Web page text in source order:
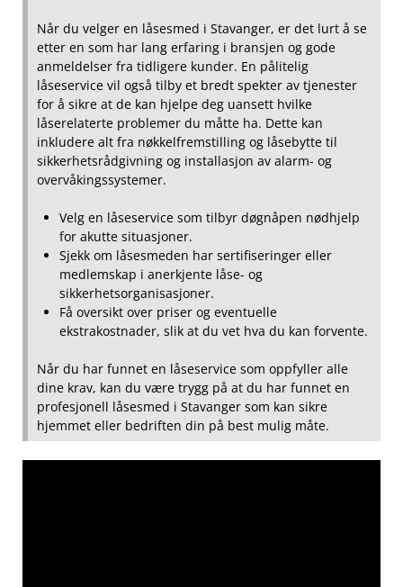
Når⁢ du‍ velger en låsesmed i Stavanger, er det ​lurt ​å se
etter en som har lang erfaring i bransjen og gode
anmeldelser fra tidligere kunder. En pålitelig
låseservice vil også tilby et bredt spekter av tjenester
for å sikre at de kan hjelpe deg uansett hvilke
låserelaterte problemer du måtte ha. Dette kan
inkludere alt ⁤fra nøkkelfremstilling og låsebytte til
sikkerhetsrådgivning og installasjon av​ alarm- og
overvåkingssystemer.
Velg en låseservice som⁢ tilbyr døgnåpen nødhjelp
for akutte situasjoner.
Sjekk om låsesmeden har⁣ sertifiseringer eller
medlemskap i anerkjente låse- og
sikkerhetsorganisasjoner.
Få oversikt over priser og eventuelle
ekstrakostnader, slik at du ​vet hva du ‌kan forvente.
Når du har funnet en låseservice som oppfyller alle
dine krav, kan du være trygg på at du har funnet‍ en
profesjonell låsesmed ‌i Stavanger som kan ‍sikre​
hjemmet eller bedriften din‌ på best mulig måte.